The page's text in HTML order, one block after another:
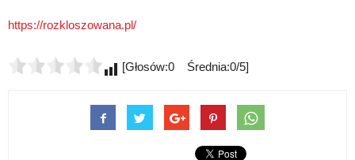
https://rozkloszowana.pl/
[Głosów:0 Średnia:0/5]